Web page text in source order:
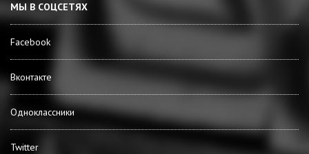
МЫ В СОЦСЕТЯХ
Facebook
Вконтакте
Одноклассники
Twitter